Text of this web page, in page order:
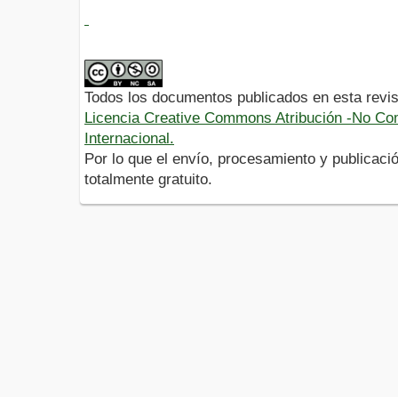
Todos los documentos publicados en esta
Licencia Creative Commons Atribución -No
Internacional.
Por lo que el envío, procesamiento y
totalmente gratuito.